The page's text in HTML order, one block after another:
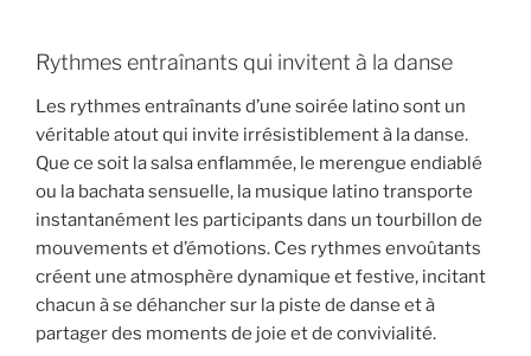
Rythmes entraînants qui invitent à la danse
Les rythmes entraînants d’une soirée latino sont un
véritable atout qui invite irrésistiblement à la danse.
Que ce soit la salsa enflammée, le merengue endiablé
ou la bachata sensuelle, la musique latino transporte
instantanément les participants dans un tourbillon de
mouvements et d’émotions. Ces rythmes envoûtants
créent une atmosphère dynamique et festive, incitant
chacun à se déhancher sur la piste de danse et à
partager des moments de joie et de convivialité.